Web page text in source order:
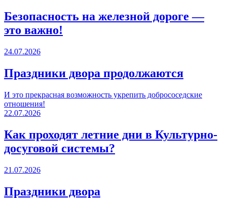
Безопасность на железной дороге —
это важно!
24.07.2026
Праздники двора продолжаются
И это прекрасная возможность укрепить добрососедские
отношения!
22.07.2026
Как проходят летние дни в Культурно-
досуговой системы?
21.07.2026
Праздники двора